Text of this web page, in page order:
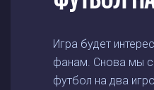
Игра будет
фанам. Снова мы
футбол на два